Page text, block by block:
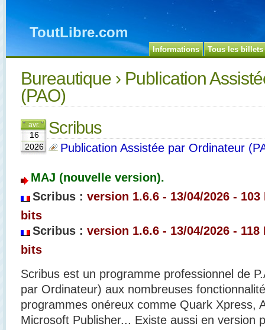
ToutLibre.com
Informations Tous les billets
Bureautique › Publication
(PAO)
avr.
16
2026
Scribus
Publication Assistée par Ordinateur
MAJ (nouvelle version).
Scribus : version 1.6.6 - 13/04/2026 -
bits
Scribus : version 1.6.6 - 13/04/2026 -
bits
Scribus est un programme professionnel de
par Ordinateur) aux nombreuses
programmes onéreux comme Quark Xpress,
Microsoft Publisher... Existe aussi en version